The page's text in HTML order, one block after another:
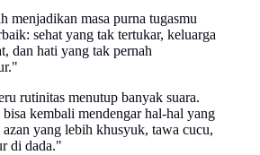
menjadikan masa purna tugasmu
sehat yang tak tertukar, keluarga
dan hati yang tak pernah
rutinitas menutup banyak suara.
kembali mendengar hal-hal yang
azan yang lebih khusyuk, tawa cucu,
di dada."